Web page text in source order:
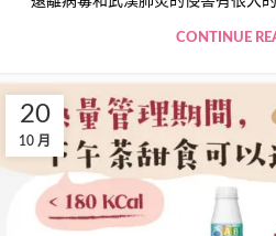
CONTINUE
20
10 月